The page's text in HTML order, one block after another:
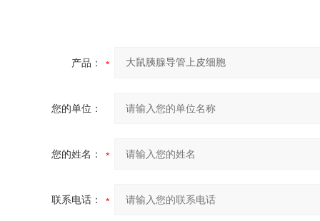
产品：
您的单位：
您的姓名：
联系电话：